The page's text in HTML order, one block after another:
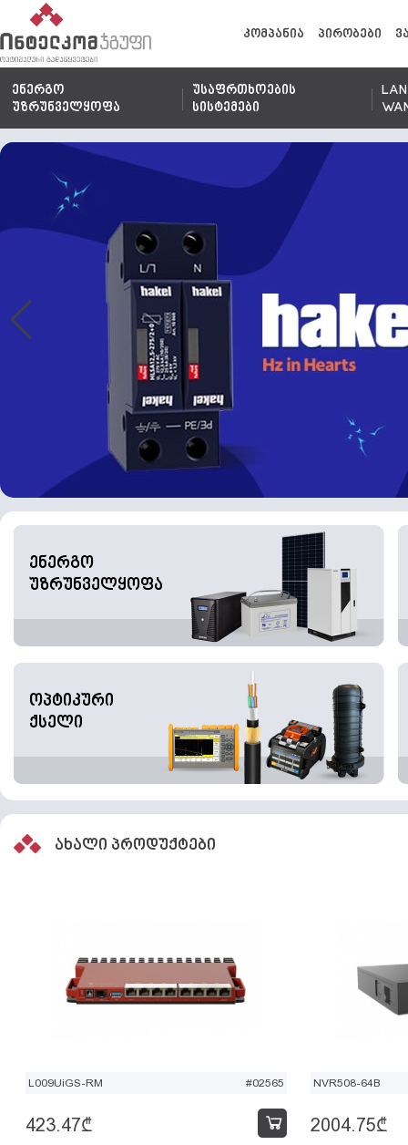
კომპანია პირობები
ენერგო
უზრუნველყოფა
უსაფრთხოების
სისტემები
ენერგო
უზრუნველყოფა
ოპტიკური
ქსელი
ახალი პროდუქტები
L009UiGS-RM #02565
423.47₾
NVR508-64B
2004.75₾